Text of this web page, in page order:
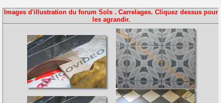
Images d'illustration du forum Sols . Carrelages. Cliquez dessus pour
les agrandir.